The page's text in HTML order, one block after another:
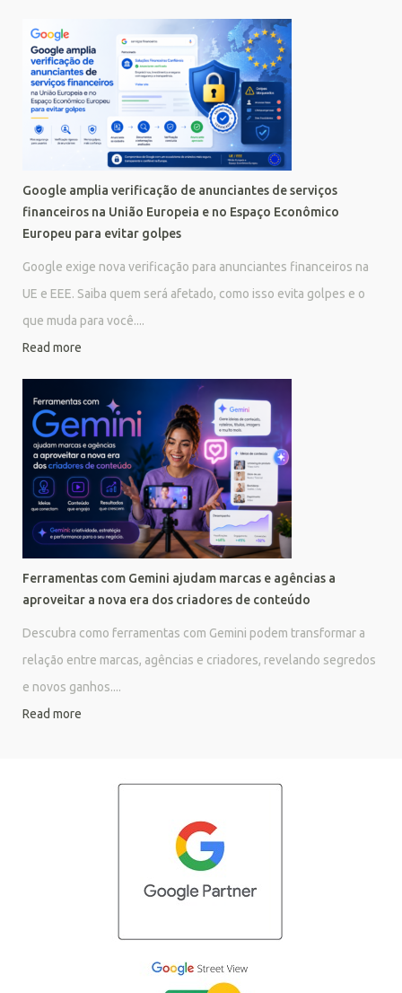
Google amplia verificação de anunciantes de serviços
financeiros na União Europeia e no Espaço Econômico
Europeu para evitar golpes
Google exige nova verificação para anunciantes financeiros na
UE e EEE. Saiba quem será afetado, como isso evita golpes e o
que muda para você....
Read more
Ferramentas com Gemini ajudam marcas e agências a
aproveitar a nova era dos criadores de conteúdo
Descubra como ferramentas com Gemini podem transformar a
relação entre marcas, agências e criadores, revelando segredos
e novos ganhos....
Read more